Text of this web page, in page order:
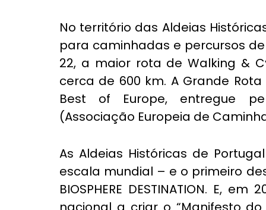
No território das Aldeias
para caminhadas e percursos
22, a maior rota de Walking &
cerca de 600 km. A Grande
Best of Europe, entregue
(Associação Europeia de
As Aldeias Históricas de
escala mundial – e o primeiro
BIOSPHERE DESTINATION. E,